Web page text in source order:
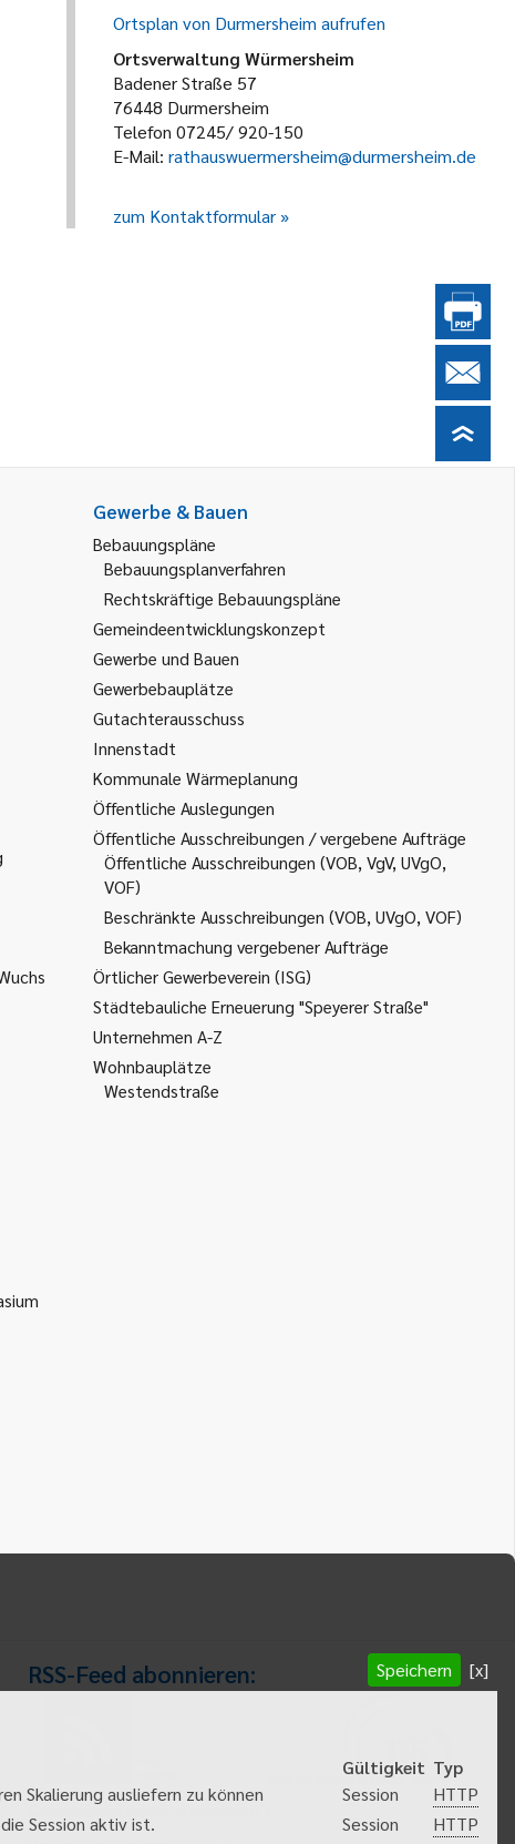
Ortsplan von Durmersheim aufrufen
Ortsverwaltung Würmersheim
Badener Straße 57
76448 Durmersheim
Telefon 07245/ 920-150
E-Mail: rathauswuermersheim@durmersheim.de
zum Kontaktformular
Gewerbe & Bauen
Bebauungspläne
Bebauungsplanverfahren
Rechtskräftige Bebauungspläne
Gemeindeentwicklungskonzept
Gewerbe und Bauen
Gewerbebauplätze
Gutachterausschuss
Innenstadt
Kommunale Wärmeplanung
Öffentliche Auslegungen
Öffentliche Ausschreibungen / vergebene Aufträge
Öffentliche Ausschreibungen (VOB, VgV, UVgO,
VOF)
Beschränkte Ausschreibungen (VOB, UVgO, VOF)
Bekanntmachung vergebener Aufträge
Örtlicher Gewerbeverein (ISG)
Städtebauliche Erneuerung "Speyerer Straße"
Unternehmen A-Z
Wohnbauplätze
Westendstraße
RSS-Feed abonnieren:
Gemeindeanzeiger abonnieren
Speichern [x]
Gültigkeit Typ
Skalierung ausliefern zu können Session
HTTP
Session aktiv ist. Session
HTTP